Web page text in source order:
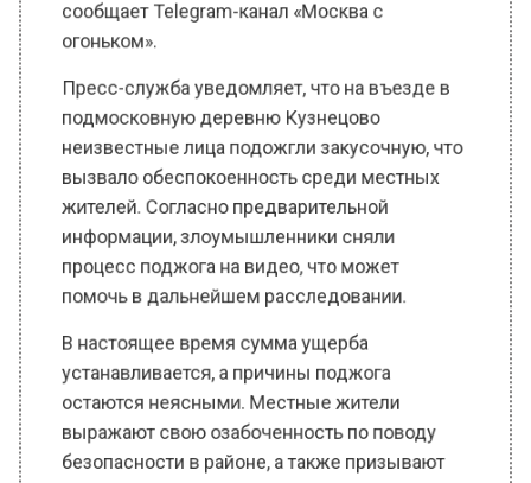
Пресс-служба уведомляет, что на въезде в
подмосковную деревню Кузнецово
неизвестные лица подожгли закусочную, что
вызвало обеспокоенность среди местных
жителей. Согласно предварительной
информации, злоумышленники сняли
процесс поджога на видео, что может
помочь в дальнейшем расследовании.
В настоящее время сумма ущерба
устанавливается, а причины поджога
остаются неясными. Местные жители
выражают свою озабоченность по поводу
безопасности в районе, а также призывают